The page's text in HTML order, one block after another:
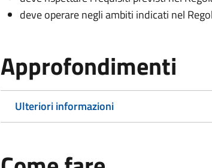
deve operare negli ambiti indicati nel
Approfondimenti
Ulteriori informazioni